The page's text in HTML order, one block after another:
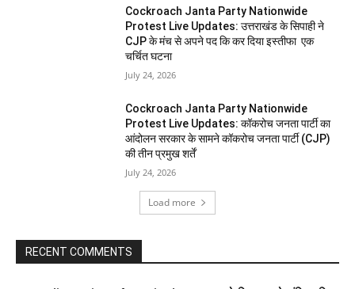
Cockroach Janta Party Nationwide
Protest Live Updates: उत्तराखंड के सिपाही ने
CJP के मंच से अपने पद कि कर दिया इस्तीफा एक
चर्चित घटना
July 24, 2026
Cockroach Janta Party Nationwide
Protest Live Updates: कॉकरोच जनता पार्टी का
आंदोलन सरकार के सामने कॉकरोच जनता पार्टी (CJP)
की तीन प्रमुख शर्तें
July 24, 2026
Load more
RECENT COMMENTS